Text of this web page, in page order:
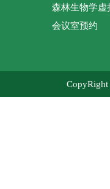
森林生物学
会议室预约